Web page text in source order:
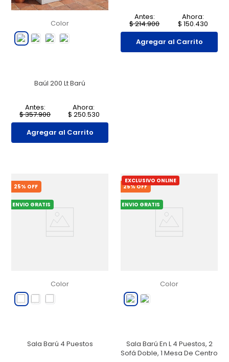
Color
Baúl 200 Lt Barú
Antes:
$357.900
Ahora:
$ 250.530
Agregar al Carrito
Antes:
$214.900
Ahora:
$ 150.430
Agregar al Carrito
25% OFF
ENVIO GRATIS
Color
Sala Barú 4 Puestos
25% OFF
ENVIO GRATIS
EXCLUSIVO ONLINE
Color
Sala Barú En L 4 Puestos, 2
Sofá Doble, 1 Mesa De Centro